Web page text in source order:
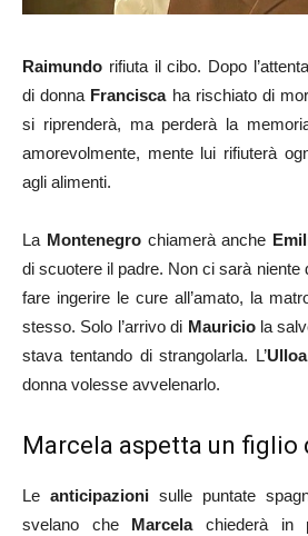
Raimundo rifiuta il cibo. Dopo
di donna Franciscaha rischiato di
si riprenderà, ma perderà la
amorevolmente, mente lui rifiuterà
agli alimenti.
LaMontenegrochiamerà anche
di scuotere il padre. Non ci sarà niente
fare ingerire le cure all’amato, la
stesso. Solo l’arrivo di Mauriciola
stava tentando di strangolarla. L’Ulloa
donna volesse avvelenarlo.
Marcela aspetta un figlio
Le anticipazionisulle puntate
svelano che Marcelachiederà in